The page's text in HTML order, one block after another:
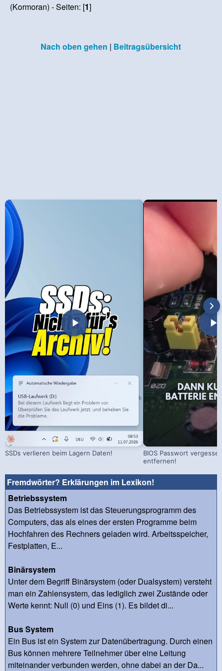
(Kormoran) - Seiten: [1]
Nach oben gehen | Beitragsübersicht
SSDs verlieren beim Lagern Daten!
BIOS Passwort
entfernen!
Fremdwörter? Erklärungen im Lexikon!
Betriebssystem
Das Betriebssystem ist das Steuerungsprogramm des
Computers, das als eines der ersten Programme beim
Hochfahren des Rechners geladen wird. Arbeitsspeicher,
Festplatten, E...
Binärsystem
Unter dem Begriff Binärsystem (oder Dualsystem) versteht
man ein Zahlensystem, das lediglich zwei Zustände oder
Werte kennt: Null (0) und Eins (1). Es bildet di...
Bus System
Ein Bus ist ein System zur Datenübertragung. Durch einen
Bus können mehrere Teilnehmer über eine Leitung
miteinander verbunden werden, ohne dabei an der Da...